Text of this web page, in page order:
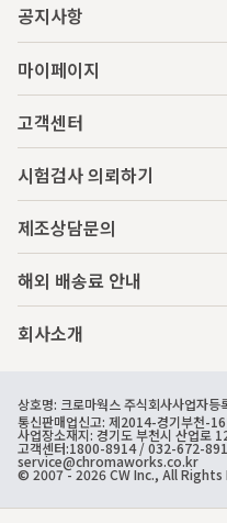
공지사항
마이페이지
고객센터
시험검사 의뢰하기
제조상담문의
해외 배송료 안내
회사소개
상호명: 크로마웍스 주식회사사업자
통신판매업신고: 제2014-경기부천-
사업장소재지: 경기도 부천시 산업로
고객센터:1800-8914/ 032-672-
service@chromaworks.co.kr
© 2007 - 2026 CW Inc., All Rights